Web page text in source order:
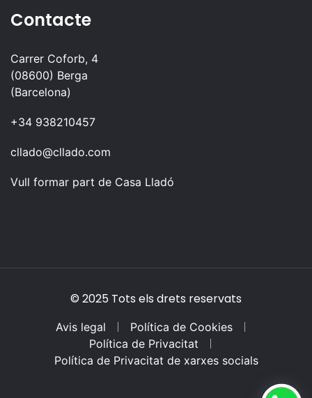
Contacte
Carrer Coforb, 4
(08600) Berga
(Barcelona)
+34 938210457
cllado@cllado.com
Vull formar part de Casa Lladó
© 2025 Tots els drets reservats
Avis legal
Política de Cookies
Política de Privacitat
Política de Privacitat de xarxes socials